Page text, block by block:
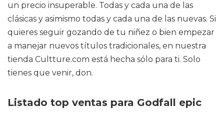
un precio insuperable. Todas y cada una de las
clásicas y asimismo todas y cada una de las nuevas. Si
quieres seguir gozando de tu niñez o bien empezar
a manejar nuevos títulos tradicionales, en nuestra
tienda Cultture.com está hecha sólo para ti. Solo
tienes que venir, don.
Listado top ventas para Godfall epic